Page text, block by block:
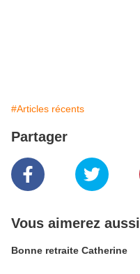
#Articles récents
Partager
Vous aimerez aussi
Bonne retraite Catherine